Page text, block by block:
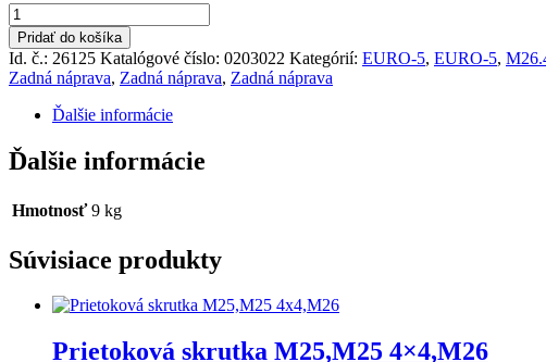
množstvo
Kardan.hriadeľ
430
mm
M26.4,5
FUMO
5,M31
E-
Pridať do košíka
Id. č.: 26125 Katalógové číslo: 0203022 Kategórií: EURO-5, EURO-5,
Zadná náprava, Zadná náprava, Zadná náprava
Ďalšie informácie
Ďalšie informácie
Hmotnosť 9 kg
Súvisiace produkty
Prietoková skrutka M25,M25 4×4,M26